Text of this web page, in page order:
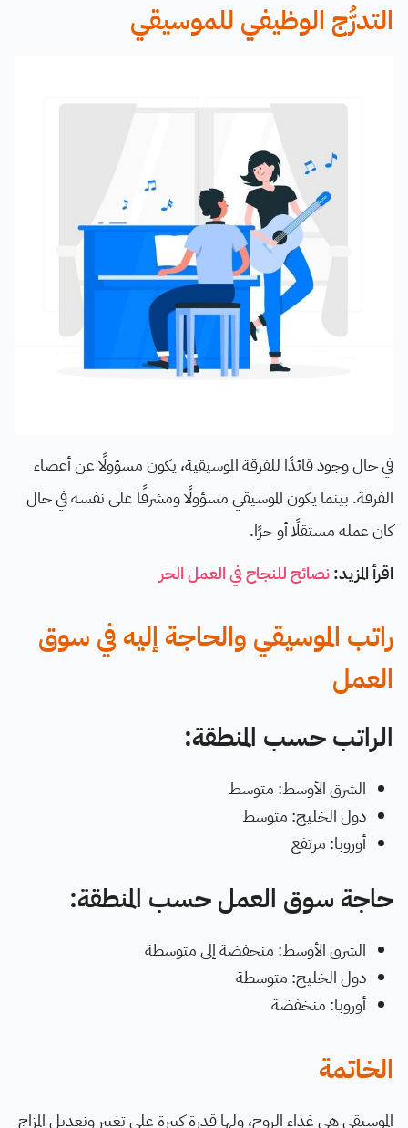
التدرُّج الوظيفي للموسيقي
في حال وجود قائدًا للفرقة الموسيقية، يكون مسؤولًا عن أعضاء
الفرقة. بينما يكون الموسيقي مسؤولًا ومشرفًا على نفسه في حال
كان عمله مستقلًا أو حرًا.
اقرأ المزيد:نصائح للنجاح في العمل الحر
راتب الموسيقي والحاجة إليه في سوق
العمل
الراتب حسب المنطقة:
الشرق الأوسط: متوسط
دول الخليج: متوسط
أوروبا: مرتفع
حاجة سوق العمل حسب المنطقة:
الشرق الأوسط: منخفضة إلى متوسطة
دول الخليج: متوسطة
أوروبا: منخفضة
الخاتمة
الموسيقى هي غذاء الروح، ولها قدرة كبيرة على تغيير ونعديل المزاج